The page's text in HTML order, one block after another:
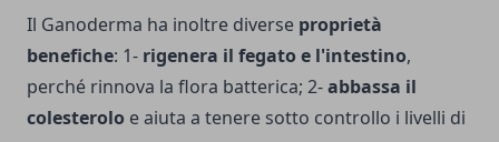
Il Ganoderma ha inoltre diverse proprietà
benefiche: 1- rigenera il fegato e l'intestino,
perché rinnova la flora batterica; 2-abbassa il
colesterolo e aiuta a tenere sotto controllo i livelli di